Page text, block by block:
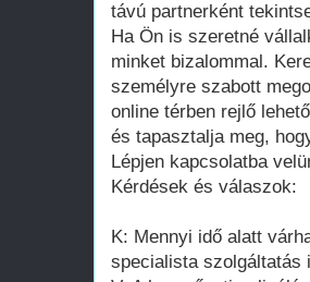
távú partnerként
Ha Ön is szeretné
minket bizalommal.
személyre szabott
online térben rejlő
és tapasztalja meg,
Lépjen kapcsolatba
Kérdések és válaszok:
K: Mennyi idő alatt
specialista szolgáltatás